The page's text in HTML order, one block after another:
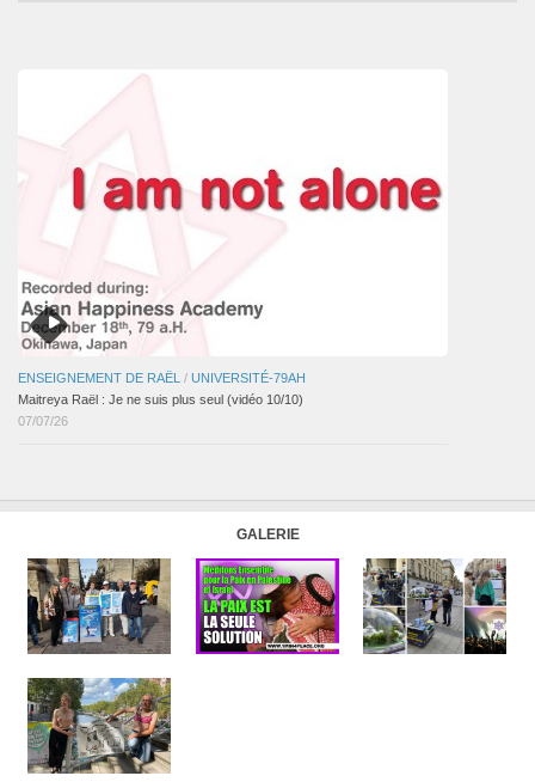
ENSEIGNEMENT DE RAËL / UNIVERSITÉ-79AH
Maitreya Raël : Je ne suis plus seul (vidéo 10/10)
07/07/26
GALERIE